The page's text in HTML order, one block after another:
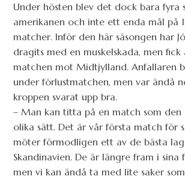
Under hösten blev det dock bara fyra
amerikanen och inte ett enda mål på
matcher. Inför den här säsongen har
dragits med en muskelskada, men
matchen mot Midtjylland. Anfallaren
under förlustmatchen, men var ändå
kroppen svarat upp bra.
– Man kan titta på en match som den
olika sätt. Det är vår första match för
möter förmodligen ett av de bästa
Skandinavien. De är längre fram i sina
men vi kan ändå ta med lite saker